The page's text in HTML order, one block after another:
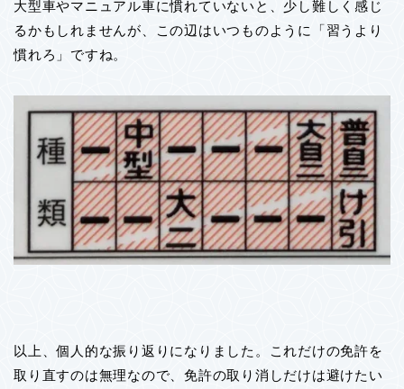
大型車やマニュアル車に慣れていないと、少し難しく感じ
るかもしれませんが、この辺はいつものように「習うより
慣れろ」ですね。
以上、個人的な振り返りになりました。これだけの免許を
取り直すのは無理なので、免許の取り消しだけは避けたい